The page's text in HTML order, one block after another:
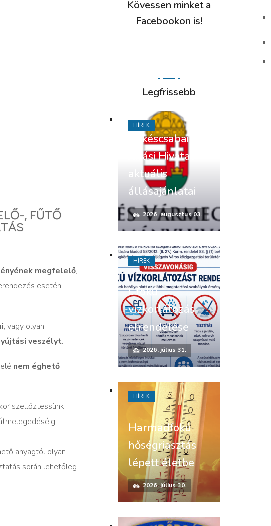
, FŰTŐ
megfelelő,
esetén
, vagy olyan
veszélyt.
nem éghető
szellőztessünk,
anyagtól olyan
során lehetőleg
Kövessen minket a
Facebookon is!
Legfrissebb
Békéscsabai
Járási Hivatal
aktuális
állásajánlatai
2026. augusztus 03.
HÍREK
I. fokú
vízkorlátozás
elrendelése
2026. július 31.
HÍREK
Harmadfokú
hőségriasztás
lépett életbe
2026. július 30.
HÍREK